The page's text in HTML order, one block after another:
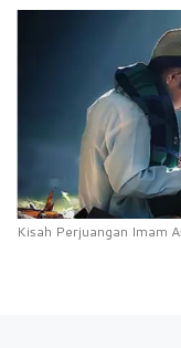
Kisah Perjuangan Imam